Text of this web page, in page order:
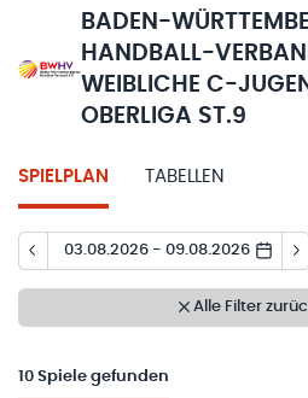
BADEN-
HANDBALL-
WEIBLICHE C-
OBERLIGA ST.9
SPIELPLAN TABELLEN
03.08.2026 - 09.08.2026
Alle Filter
10 Spiele gefunden